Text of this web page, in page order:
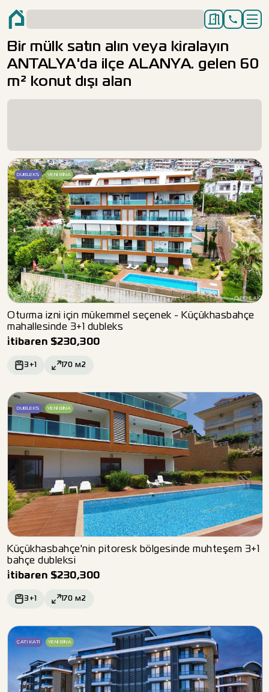
Bir mülk satın alın veya kiralayın
ANTALYA'da ilçe ALANYA. gelen 60
m² konut dışı alan
DUBLEKS YENI BINA
Oturma izni için mükemmel seçenek - Küçükhasbahçe
mahallesinde 3+1 dubleks
i̇tibaren $230,300
3+1 170 м2
DUBLEKS YENI BINA
Küçükhasbahçe'nin pitoresk bölgesinde muhteşem 3+1
bahçe dubleksi
i̇tibaren $230,300
3+1 170 м2
ÇATI KATI YENI BINA